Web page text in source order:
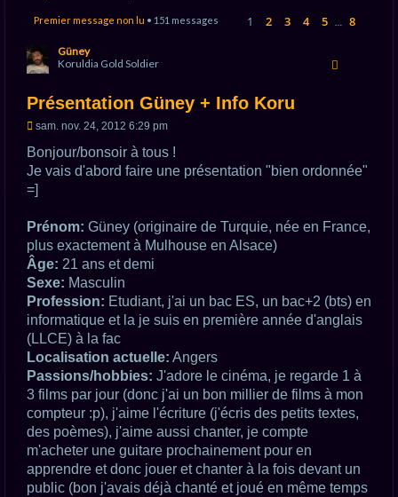
Premier message non lu • 151 messages 1 2 3 4 5 8
Güney
Koruldia Gold Soldier
Présentation Güney + Info Koru
M
s
s
a
g
e
o
n
l
u
sam. nov. 24, 2012 6:29 pm
Bonjour/bonsoir à tous !
Je vais d'abord faire une présentation "bien ordonnée"
=]
Prénom: Güney (originaire de Turquie, née en France,
plus exactement à Mulhouse en Alsace)
Âge: 21 ans et demi
Sexe: Masculin
Profession: Etudiant, j'ai un bac ES, un bac+2 (bts) en
informatique et la je suis en première année d'anglais
(LLCE) à la fac
Localisation actuelle: Angers
Passions/hobbies: J'adore le cinéma, je regarde 1 à
3 films par jour (donc j'ai un bon millier de films à mon
compteur :p), j'aime l'écriture (j'écris des petits textes,
des poèmes), j'aime aussi chanter, je compte
m'acheter une guitare prochainement pour en
apprendre et donc jouer et chanter à la fois devant un
public (bon j'avais déjà chanté et joué en même temps